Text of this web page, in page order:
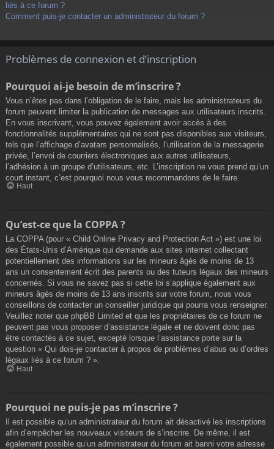
liés à ce forum ?
Comment puis-je contacter un administrateur du forum ?
Problèmes de connexion et d’inscription
Pourquoi ai-je besoin de m’inscrire ?
Vous n’êtes pas dans l’obligation de le faire, mais les administrateurs du
forum peuvent limiter la publication de messages aux utilisateurs inscrits.
En vous inscrivant, vous pouvez également avoir accès à des
fonctionnalités supplémentaires qui ne sont pas disponibles aux visiteurs,
tels que l’affichage d’avatars personnalisés, l’utilisation de la messagerie
privée, l’envoi de courriers électroniques aux autres utilisateurs,
l’adhésion à un groupe d’utilisateurs, etc. L’inscription ne vous prend qu’un
court instant, c’est pourquoi nous vous recommandons de le faire.
Haut
Qu’est-ce que la COPPA ?
La COPPA (pour « Child Online Privacy and Protection Act ») est une loi
des États-Unis d’Amérique qui demande aux sites internet collectant
potentiellement des informations sur les mineurs âgés de moins de 13
ans un consentement écrit des parents ou des tuteurs légaux des mineurs
concernés. Si vous ne savez pas si cette loi s’applique également aux
mineurs âgés de moins de 13 ans inscrits sur votre forum, nous vous
conseillons de contacter un conseiller juridique qui pourra vous renseigner.
Veuillez noter que phpBB Limited et que les propriétaires de ce forum ne
peuvent pas vous proposer d’assistance légale et ne doivent donc pas
être contactés à ce sujet, excepté lorsque l’assistance porte sur la
question « Qui dois-je contacter à propos de problèmes d’abus ou d’ordres
légaux liés à ce forum ? ».
Haut
Pourquoi ne puis-je pas m’inscrire ?
Il est possible qu’un administrateur du forum ait désactivé les inscriptions
afin d’empêcher les nouveaux visiteurs de s’inscrire. De même, il est
également possible qu’un administrateur du forum ait banni votre adresse